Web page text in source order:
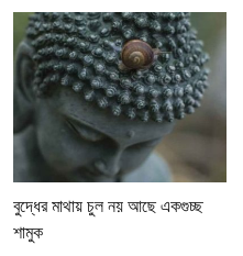
বুদ্ধের মাথায় চুল নয় আছে একগুচ্ছ
শামুক